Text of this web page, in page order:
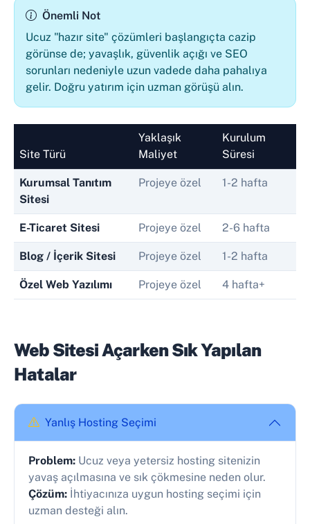
Önemli Not
Ucuz "hazır site" çözümleri başlangıçta cazip
görünse de; yavaşlık, güvenlik açığı ve SEO
sorunları nedeniyle uzun vadede daha pahalıya
gelir. Doğru yatırım için uzman görüşü alın.
Site Türü
Yaklaşık
Maliyet
Kurulum
Süresi
Kurumsal Tanıtım
Sitesi
Projeye özel 1-2 hafta
E-Ticaret Sitesi Projeye özel 2-6 hafta
Blog / İçerik Sitesi Projeye özel 1-2 hafta
Özel Web Yazılımı Projeye özel 4 hafta+
Web Sitesi Açarken Sık Yapılan
Hatalar
Yanlış Hosting Seçimi
Problem: Ucuz veya yetersiz hosting sitenizin
yavaş açılmasına ve sık çökmesine neden olur.
Çözüm: İhtiyacınıza uygun hosting seçimi için
uzman desteği alın.